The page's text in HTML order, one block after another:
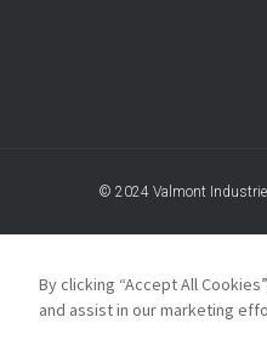
© 2024 Valmont
By clicking “Accept All
and assist in our marketing